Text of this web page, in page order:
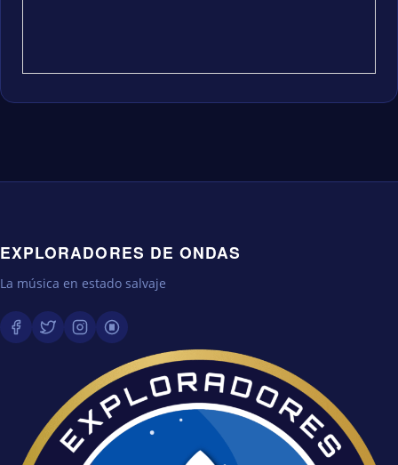
EXPLORADORES DE ONDAS
La música en estado salvaje